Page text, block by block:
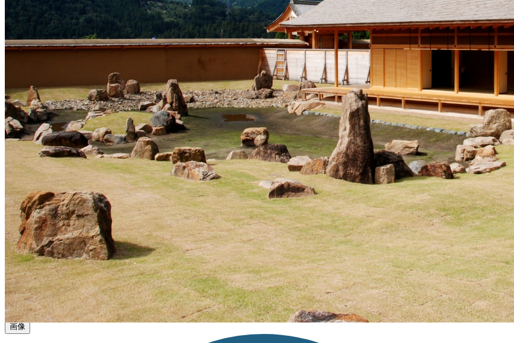
改変
可
クレジット表記例
出典：“江馬氏館跡庭園（南東より）２” , by 飛騨市,CC BY 4.0, via 飛騨市画像オープンデータ.
コピー
＜改変した場合＞クレジット表記例
出典：“江馬氏館跡庭園（南東より）２”, by 飛騨市, CC BY 4.0, via飛騨市画像オープンデータ , 改変あり
コピー
※【作品名, by 権利者, CCライセンス名, via テナント名】 というテンプレートに沿って設定されています。
※上記はあくまでも表記例であり、別途自治体等から指定がある場合はそちらの内容に従ってください
※リンクが設定できる場合は、「ライセンス種類」の部分にライセンスページへのリンクを設定してください。
画像